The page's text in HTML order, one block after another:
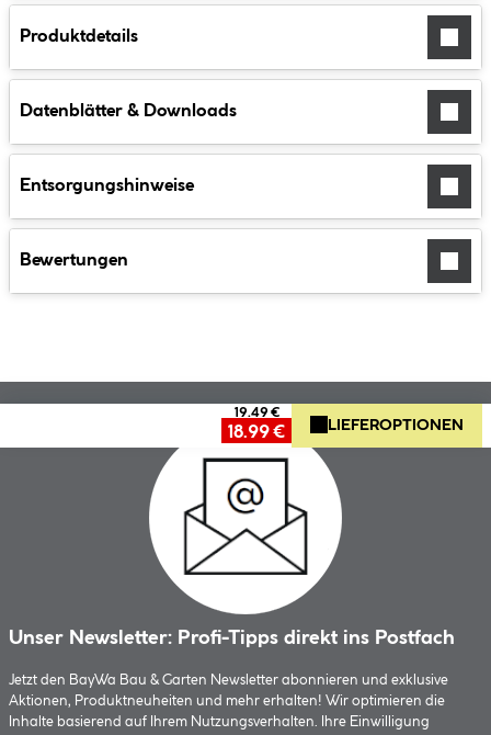
Produktdetails
Datenblätter & Downloads
Entsorgungshinweise
Bewertungen
19.49 €
18.99 € LIEFEROPTIONEN
Unser Newsletter: Profi-Tipps direkt ins Postfach
Jetzt den BayWa Bau & Garten Newsletter abonnieren und exklusive
Aktionen, Produktneuheiten und mehr erhalten! Wir optimieren die
Inhalte basierend auf Ihrem Nutzungsverhalten. Ihre Einwilligung